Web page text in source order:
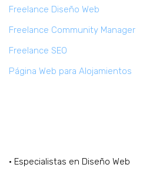
Freelance Diseño Web
Freelance Community Manager
Freelance SEO
Página Web para Alojamientos
· Especialistas en Diseño Web